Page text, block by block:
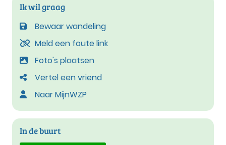
Ik wil graag
Bewaar wandeling
Meld een foute link
Foto's plaatsen
Vertel een vriend
Naar MijnWZP
In de buurt